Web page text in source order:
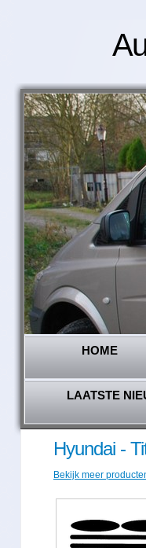
HOME
LAATSTE
Hyundai -
Bekijk meer